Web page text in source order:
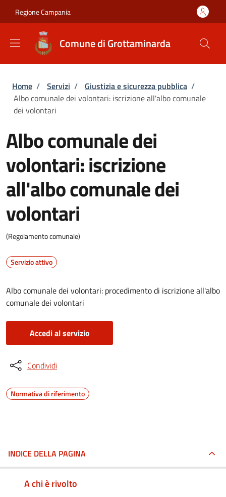
Regione Campania
Comune di Grottaminarda
Briciole di pane
Home / Servizi / Giustizia e sicurezza pubblica /
Albo comunale dei volontari: iscrizione all'albo comunale
dei volontari
Albo comunale dei
volontari: iscrizione
all'albo comunale dei
volontari
(Regolamento comunale)
Servizio attivo
Albo comunale dei volontari: procedimento di iscrizione all'albo
comunale dei volontari
Accedi al servizio
Condividi
Normativa di riferimento
INDICE DELLA PAGINA
A chi è rivolto